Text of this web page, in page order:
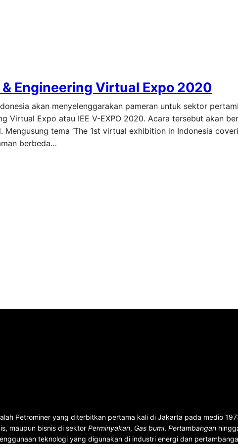
Engineering Virtual Expo 2020
akan menyelenggarakan pameran untuk sektor
Virtual Expo atau IEE V-EXPO 2020. Acara tersebut akan
tema ‘The 1st virtual exhibition in Indonesia
berbeda…
Petrominer yang diterbitkan pertama kali di Jakarta pada medio
maupun bisnis di sektor Perminyakan, Gas bumi, Pertambangan
teknologi yang digunakan di industri energi dan